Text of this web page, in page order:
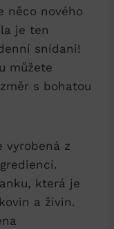
něco nového
je ten
snídani!
můžete
s bohatou
vyrobená z
která je
a živin.